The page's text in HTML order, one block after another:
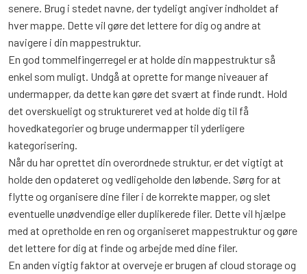
senere. Brug i stedet navne, der tydeligt angiver indholdet af
hver mappe. Dette vil gøre det lettere for dig og andre at
navigere i din mappestruktur.
En god tommelfingerregel er at holde din mappestruktur så
enkel som muligt. Undgå at oprette for mange niveauer af
undermapper, da dette kan gøre det svært at finde rundt. Hold
det overskueligt og struktureret ved at holde dig til få
hovedkategorier og bruge undermapper til yderligere
kategorisering.
Når du har oprettet din overordnede struktur, er det vigtigt at
holde den opdateret og vedligeholde den løbende. Sørg for at
flytte og organisere dine filer i de korrekte mapper, og slet
eventuelle unødvendige eller duplikerede filer. Dette vil hjælpe
med at opretholde en ren og organiseret mappestruktur og gøre
det lettere for dig at finde og arbejde med dine filer.
En anden vigtig faktor at overveje er brugen af cloud storage og